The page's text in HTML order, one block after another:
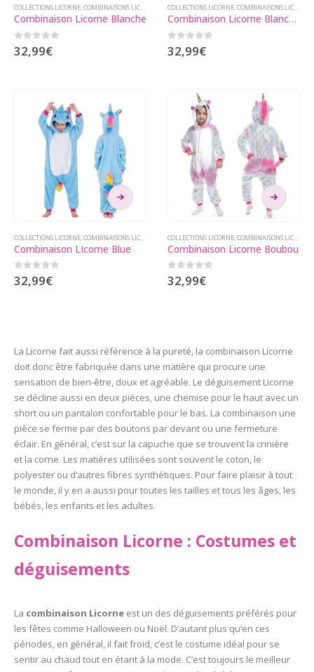
plusieurs
variations.
choisies
sur
la
page
du
produit
COLLECTIONS LICORNE,COMBINAISONS LICORNE
Combinaison Licorne Blanche
0 sur 5
32,99€
plusieurs
variations.
choisies
sur
la
page
du
produit
COLLECTIONS LICORNE,COMBINAISONS LICORNE
Combinaison Licorne Blanchette
0 sur 5
32,99€
Ce
produit
a
plusieurs
variations.
sur
la
page
produit
COLLECTIONS LICORNE COMBINAISONS LICORNE
Combinaison LIcorne Blue
0 sur 5
32,99€
Ce
produit
a
plusieurs
variations.
sur
page
du
COLLECTIONS LICORNE COMBINAISONS LICORNE
Combinaison Licorne Boubou
0 sur 5
32,99€
La Licorne fait aussi référence à la pureté, la combinaison Licorne
doit donc être fabriquée dans une matière qui procure une
sensation de bien-être, doux et agréable. Le déguisement Licorne
se décline aussi en deux pièces, une chemise pour le haut avec un
short ou un pantalon confortable pour le bas. La combinaison une
pièce se ferme par des boutons par devant ou une fermeture
éclair. En général, c’est sur la capuche que se trouvent la crinière
et la corne. Les matières utilisées sont souvent le coton, le
polyester ou d’autres fibres synthétiques. Pour faire plaisir à tout
le monde, il y en a aussi pour toutes les tailles et tous les âges, les
bébés, les enfants et les adultes.
Combinaison Licorne : Costumes et
déguisements
La combinaison Licorne est un des déguisements préférés pour
les fêtes comme Halloween ou Noël. D’autant plus qu’en ces
périodes, en général, il fait froid, c’est le costume idéal pour se
sentir au chaud tout en étant à la mode. C’est toujours le meilleur